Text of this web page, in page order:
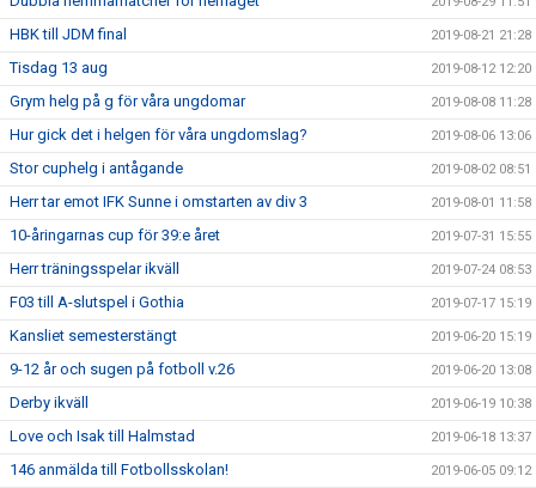
HBK till JDM final 2019-08-21 21:28
Tisdag 13 aug 2019-08-12 12:20
Grym helg på g för våra ungdomar 2019-08-08 11:28
Hur gick det i helgen för våra ungdomslag? 2019-08-06 13:06
Stor cuphelg i antågande 2019-08-02 08:51
Herr tar emot IFK Sunne i omstarten av div 3 2019-08-01 11:58
10-åringarnas cup för 39:e året 2019-07-31 15:55
Herr träningsspelar ikväll 2019-07-24 08:53
F03 till A-slutspel i Gothia 2019-07-17 15:19
Kansliet semesterstängt 2019-06-20 15:19
9-12 år och sugen på fotboll v.26 2019-06-20 13:08
Derby ikväll 2019-06-19 10:38
Love och Isak till Halmstad 2019-06-18 13:37
146 anmälda till Fotbollsskolan! 2019-06-05 09:12